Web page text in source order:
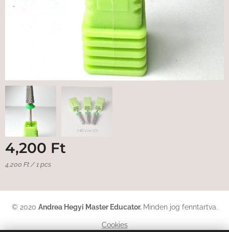
4,200 Ft
4,200 Ft / 1 pcs
© 2020 Andrea Hegyi Master Educator. Minden jog fenntartva.
Cookies